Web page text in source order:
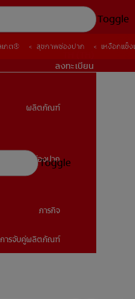
Toggle
ลงทะเบียน
ผลิตภัณฑ์
สุขภาพช่องปาก
ภารกิจ
การจับคู่ผลิตภัณฑ์
Toggle
เกต® สุขภาพช่องปาก เหงือกแข็
ญแจสู่